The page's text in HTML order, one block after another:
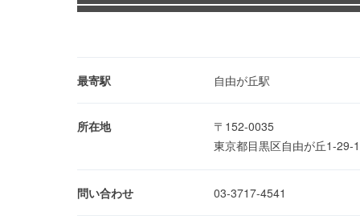
最寄駅 自由が丘駅
所在地
〒152-0035
東京都目黒区自由が丘1-29-
問い合わせ 03-3717-4541